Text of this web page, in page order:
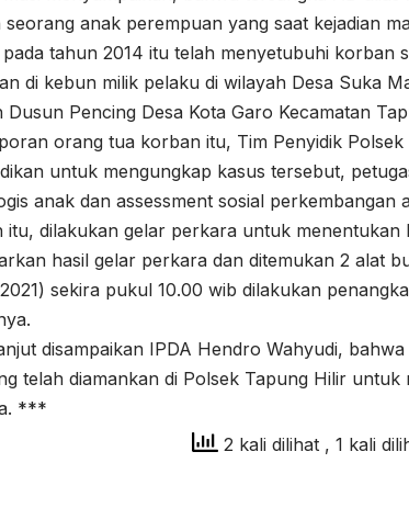
anak perempuan yang saat kejadian
tahun 2014 itu telah menyetubuhi korban
di kebun milik pelaku di wilayah Desa Suka
Dusun Pencing Desa Kota Garo Kecamatan
orang tua korban itu, Tim Penyidik
untuk mengungkap kasus tersebut,
anak dan assessment sosial perkembangan
itu, dilakukan gelar perkara untuk
hasil gelar perkara dan ditemukan 2 alat
sekira pukul 10.00 wib dilakukan
disampaikan IPDA Hendro Wahyudi,
telah diamankan di Polsek Tapung Hilir
***
2 kali dilihat , 1 kali